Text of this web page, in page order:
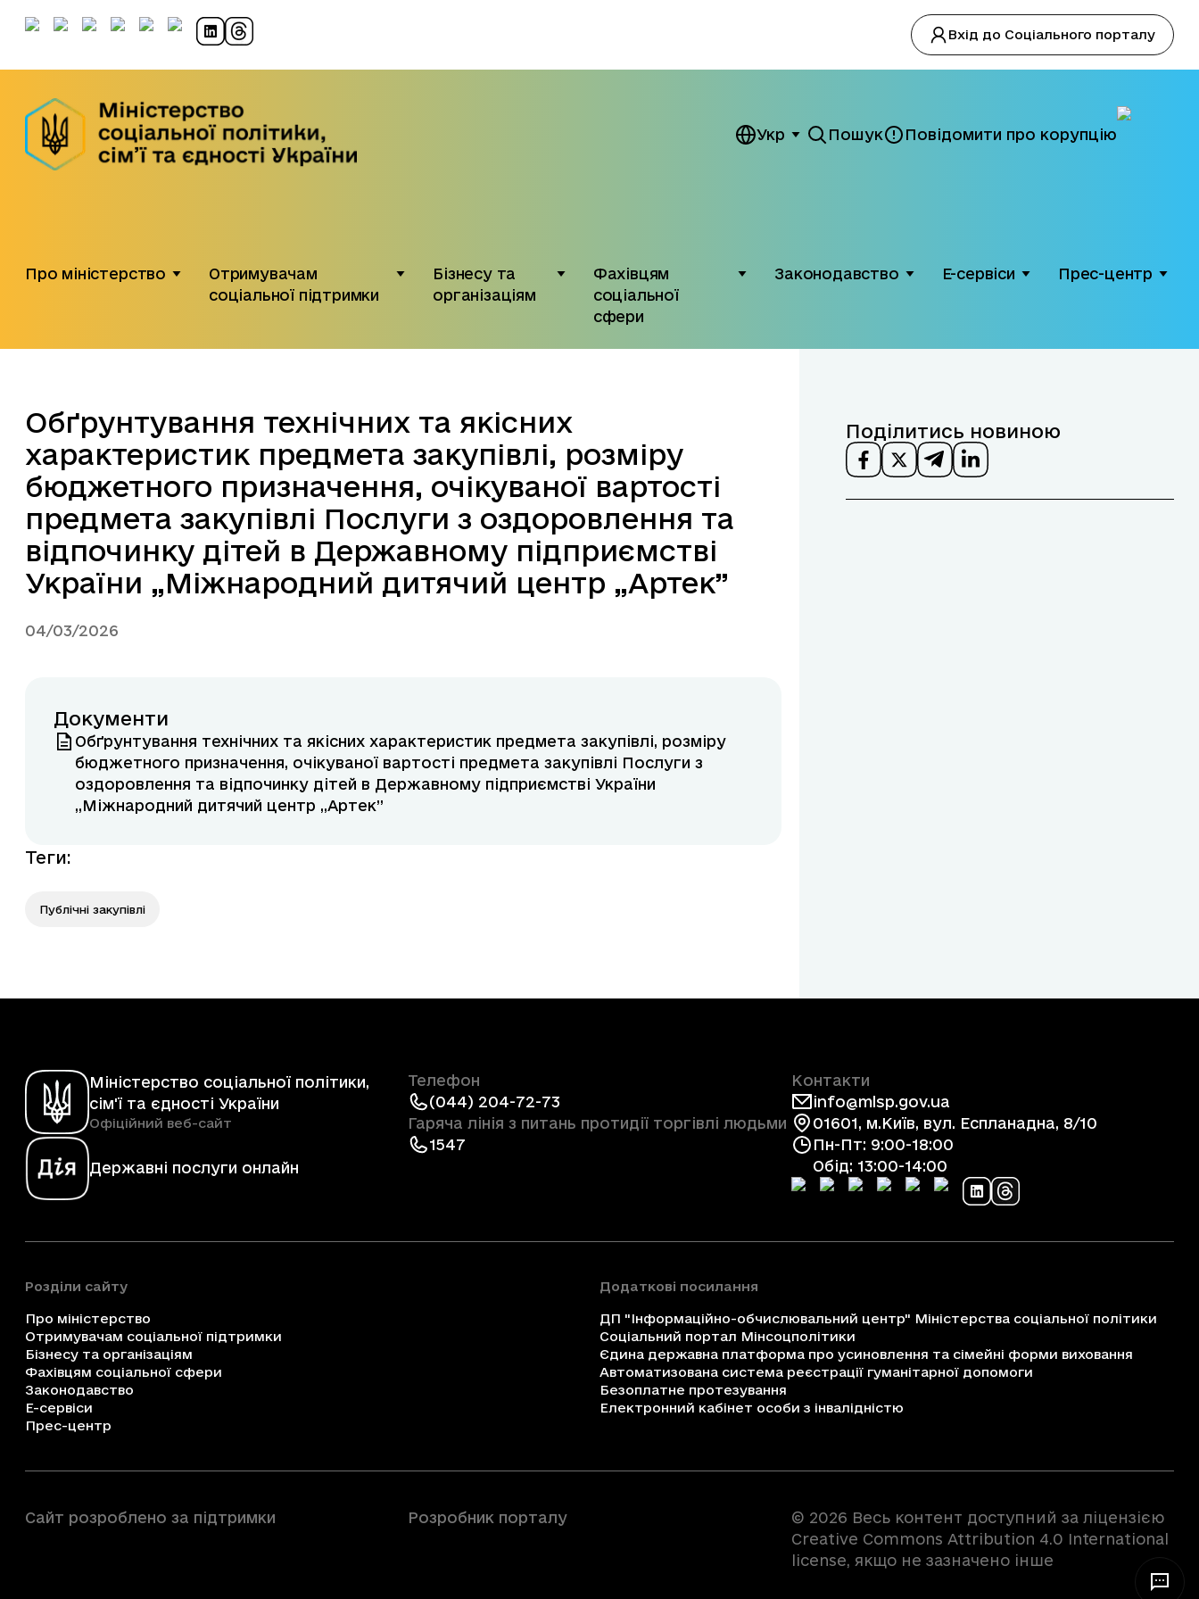
Вхід до Соціального порталу
Укр Пошук Повідомити про корупцію
Про міністерство
Отримувачам
соціальної підтримки
Бізнесу та
організаціям
Фахівцям
соціальної
сфери
Законодавство Е-сервіси Прес-центр
Обґрунтування технічних та якісних
характеристик предмета закупівлі, розміру
бюджетного призначення, очікуваної вартості
предмета закупівлі Послуги з оздоровлення та
відпочинку дітей в Державному підприємстві
України „Міжнародний дитячий центр „Артек”
04/03/2026
Документи
Обґрунтування технічних та якісних характеристик предмета закупівлі, розміру
бюджетного призначення, очікуваної вартості предмета закупівлі Послуги з
оздоровлення та відпочинку дітей в Державному підприємстві України
„Міжнародний дитячий центр „Артек”
Теги:
Публічні закупівлі
Поділитись новиною
Міністерство соціальної політики,
сім'ї та єдності України
Офіційний веб-сайт
Державні послуги онлайн
Телефон
(044) 204-72-73
Гаряча лінія з питань протидії торгівлі людьми
1547
Контакти
info@mlsp.gov.ua
01601, м.Київ, вул. Еспланадна, 8/10
Пн-Пт: 9:00-18:00
Обід: 13:00-14:00
Розділи сайту
Про міністерство
Отримувачам соціальної підтримки
Бізнесу та організаціям
Фахівцям соціальної сфери
Законодавство
Е-сервіси
Прес-центр
Додаткові посилання
ДП "Інформаційно-обчислювальний центр" Міністерства соціальної політики
Соціальний портал Мінсоцполітики
Єдина державна платформа про усиновлення та сімейні форми виховання
Автоматизована система реєстрації гуманітарної допомоги
Безоплатне протезування
Електронний кабінет особи з інвалідністю
Сайт розроблено за підтримки Розробник порталу
© 2026 Весь контент доступний за ліцензією
Creative Commons Attribution 4.0 International
license, якщо не зазначено інше